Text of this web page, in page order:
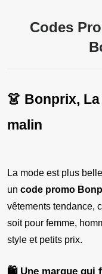
Codes
👗 Bonprix,
malin
La mode est plus
un code promo
vêtements tendance,
soit pour femme,
style et petits prix.
🛍️ Une marque qui